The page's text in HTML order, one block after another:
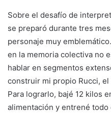
Sobre el desafío de
se preparó durante tres
personaje muy
en la memoria colectiva no
hablar en segmentos
construir mi propio Rucci,
Para lograrlo, bajé 12 kilos
alimentación y entrené todo